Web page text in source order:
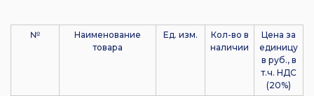
№
Наименование
товара
Ед. изм.
Кол-во в
наличии
Цена за
единицу
в руб., в
т.ч. НДС
(20%)